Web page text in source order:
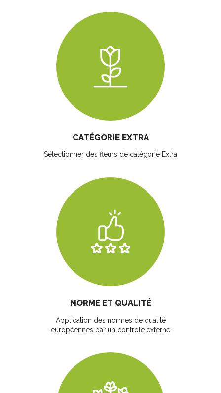
CATÉGORIE EXTRA
Sélectionner des fleurs de catégorie Extra
NORME ET QUALITÉ
Application des normes de qualité
européennes par un contrôle externe